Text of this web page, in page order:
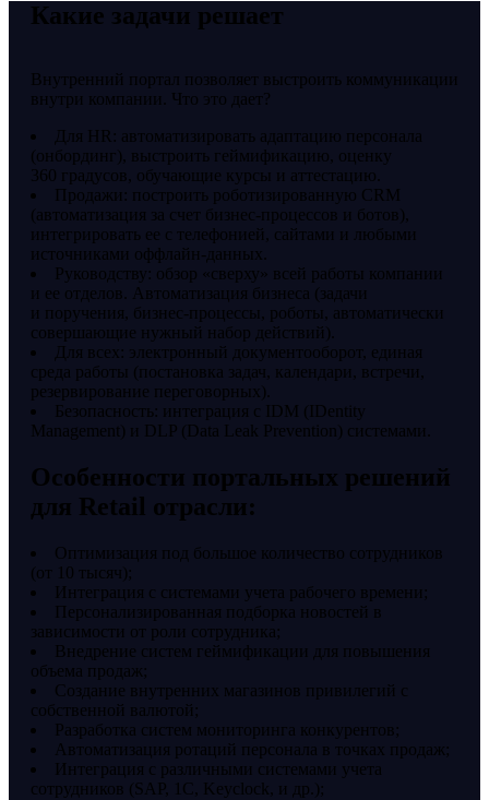
Какие задачи решает
Внутренний портал позволяет выстроить коммуникации
внутри компании. Что это дает?
Для HR: автоматизировать адаптацию персонала
(онбординг), выстроить геймификацию, оценку
360 градусов, обучающие курсы и аттестацию.
Продажи: построить роботизированную CRM
(автоматизация за счет бизнес-процессов и ботов),
интегрировать ее с телефонией, сайтами и любыми
источниками оффлайн-данных.
Руководству: обзор «сверху» всей работы компании
и ее отделов. Автоматизация бизнеса (задачи
и поручения, бизнес-процессы, роботы, автоматически
совершающие нужный набор действий).
Для всех: электронный документооборот, единая
среда работы (постановка задач, календари, встречи,
резервирование переговорных).
Безопасность: интеграция с IDM (IDentity
Management) и DLP (Data Leak Prevention) системами.
Особенности портальных решений
для Retail отрасли:
Оптимизация под большое количество сотрудников
(от 10 тысяч);
Интеграция с системами учета рабочего времени;
Персонализированная подборка новостей в
зависимости от роли сотрудника;
Внедрение систем геймификации для повышения
объема продаж;
Создание внутренних магазинов привилегий с
собственной валютой;
Разработка систем мониторинга конкурентов;
Автоматизация ротаций персонала в точках продаж;
Интеграция с различными системами учета
сотрудников (SAP, 1С, Keyclock, и др.);